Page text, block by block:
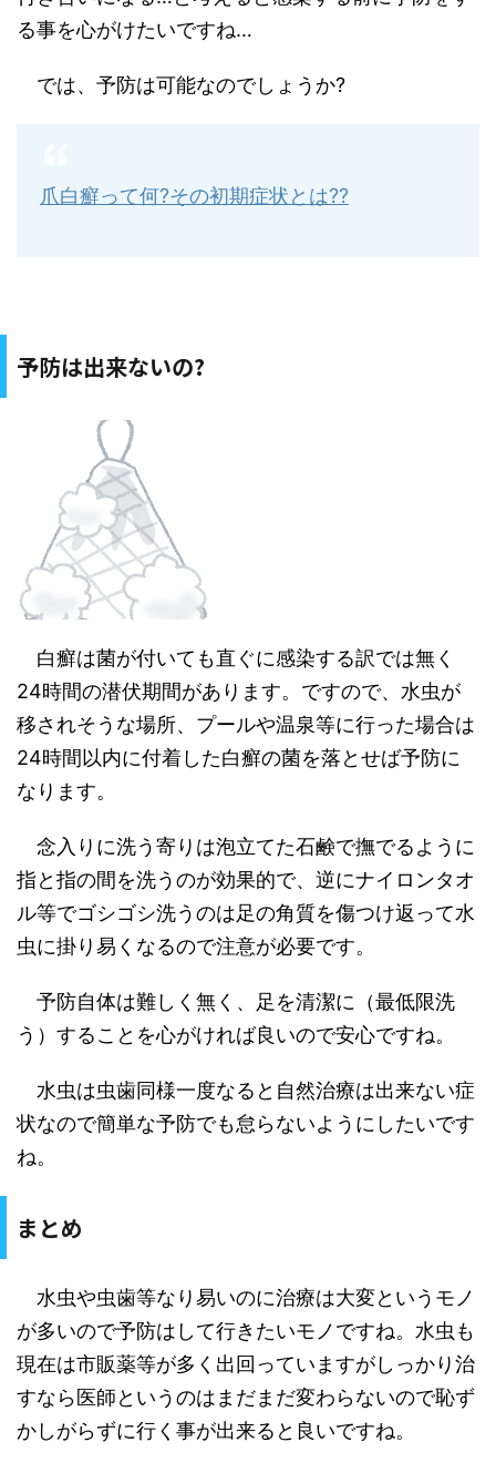
る事を心がけたいですね…
では、予防は可能なのでしょうか?
爪白癬って何?その初期症状とは??
予防は出来ないの?
白癬は菌が付いても直ぐに感染する訳では無く
24時間の潜伏期間があります。ですので、水虫が
移されそうな場所、プールや温泉等に行った場合は
24時間以内に付着した白癬の菌を落とせば予防に
なります。
念入りに洗う寄りは泡立てた石鹸で撫でるように
指と指の間を洗うのが効果的で、逆にナイロンタオ
ル等でゴシゴシ洗うのは足の角質を傷つけ返って水
虫に掛り易くなるので注意が必要です。
予防自体は難しく無く、足を清潔に（最低限洗
う）することを心がければ良いので安心ですね。
水虫は虫歯同様一度なると自然治療は出来ない症
状なので簡単な予防でも怠らないようにしたいです
ね。
まとめ
水虫や虫歯等なり易いのに治療は大変というモノ
が多いので予防はして行きたいモノですね。水虫も
現在は市販薬等が多く出回っていますがしっかり治
すなら医師というのはまだまだ変わらないので恥ず
かしがらずに行く事が出来ると良いですね。